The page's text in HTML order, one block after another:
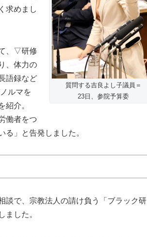
質問する吉良よし子議員＝
23日、参院予算委
求めまし
、▽研修
、体力の
語録など
ルマを
介。
働者をつ
る」と告発しました。
談で、宗教法人の請け負う「ブラック研
ました。